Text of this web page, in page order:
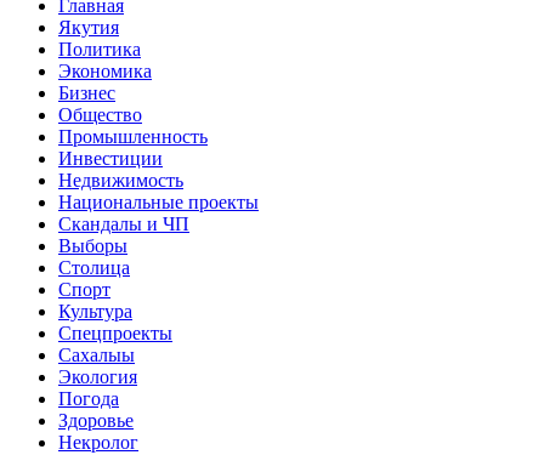
Главная
Якутия
Политика
Экономика
Бизнес
Общество
Промышленность
Инвестиции
Недвижимость
Национальные проекты
Скандалы и ЧП
Выборы
Столица
Спорт
Культура
Спецпроекты
Сахалыы
Экология
Погода
Здоровье
Некролог